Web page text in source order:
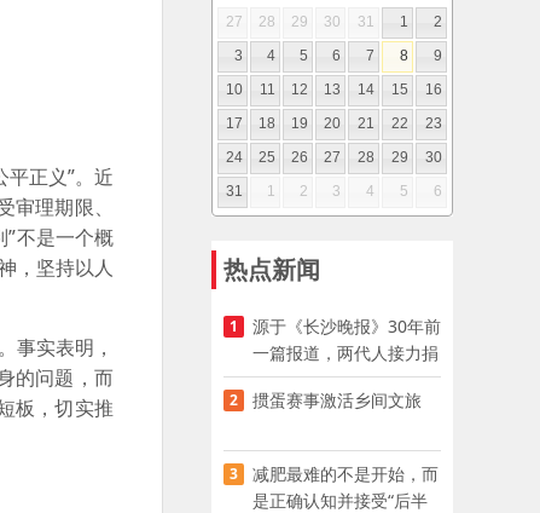
正义”。近
理期限、
”不是一个概
，坚持以人
事实表明，
的问题，而
板，切实推
27 28 29 30 31 1
2
3
4 5 6 7 8
9
10
11 12 13 14 15
16
17
18 19 20 21 22
23
24
25 26 27 28 29
30
31
1 2 3 4 5 6
热点新闻
1
源于《长沙晚报》30年前
一篇报道，两代人接力捐
资助学
2 掼蛋赛事激活乡间文旅
3
减肥最难的不是开始，而
是正确认知并接受“后半